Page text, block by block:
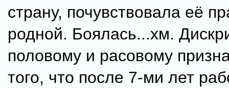
страну, почувствовала её
родной. Боялась...хм.
половому и расовому
того, что после 7-ми лет